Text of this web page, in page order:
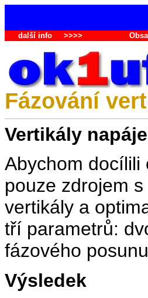
další info>>>>
Fázování
Vertikály
Abychom docílili
pouze zdrojem
vertikály a
tří parametrů:
fázového
Výsledek